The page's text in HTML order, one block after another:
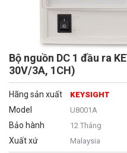
Bộ nguồn DC 1 đầu ra
30V/3A, 1CH)
Hãng sản xuất KEYSIGHT
Model U8001A
Bảo hành 12 Tháng
Xuất xứ Malaysia